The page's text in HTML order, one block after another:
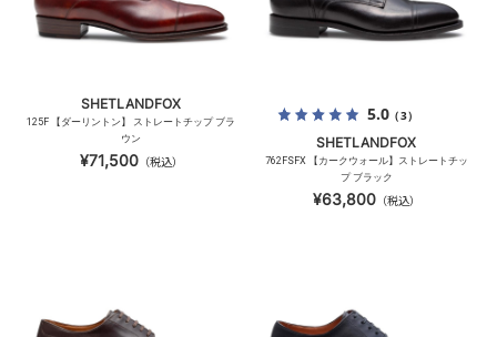
SHETLANDFOX
125F 【ダーリントン】 ストレートチップ ブラ
ウン
¥71,500（税込）
5.0（3）
SHETLANDFOX
762FSFX 【カークウォール】ストレートチッ
プ ブラック
¥63,800（税込）